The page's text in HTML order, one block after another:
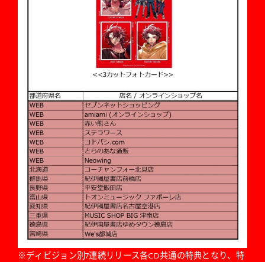
※ディビジョン別7連続リリース各CD共通の特典となり、特